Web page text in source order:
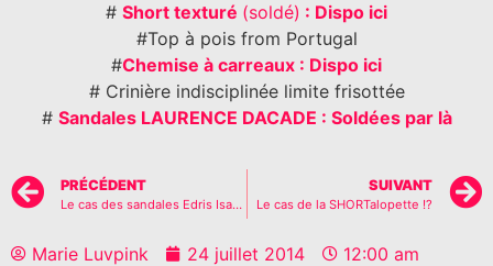
# Short texturé (soldé) : Dispo ici
#Top à pois from Portugal
#Chemise à carreaux : Dispo ici
# Crinière indisciplinée limite frisottée
# Sandales LAURENCE DACADE : Soldées par là
PRÉCÉDENT
Le cas des sandales Edris Isabel Marant… pas vraiment hilarant ..
SUIVANT
Le cas de la SHORTalopette !?
Marie Luvpink 24 juillet 2014
12:00 am